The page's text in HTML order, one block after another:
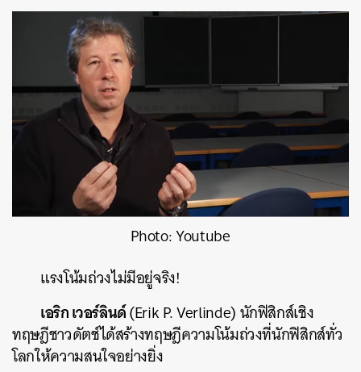
Photo: Youtube
แรงโน้มถ่วงไม่มีอยู่จริง!
เอริก เวอร์ลินด์(Erik P. Verlinde) นักฟิสิกส์เชิง
ทฤษฎีชาวดัตช์ได้สร้างทฤษฎีความโน้มถ่วงที่นักฟิสิกส์ทั่ว
โลกให้ความสนใจอย่างยิ่ง